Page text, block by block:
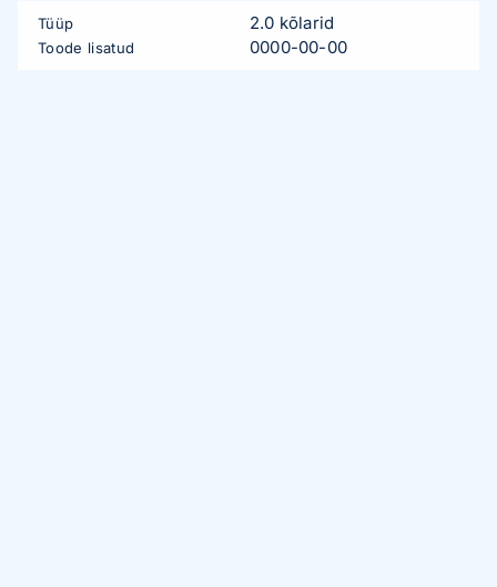
Tüüp 2.0 kõlarid
Toode lisatud 0000-00-00